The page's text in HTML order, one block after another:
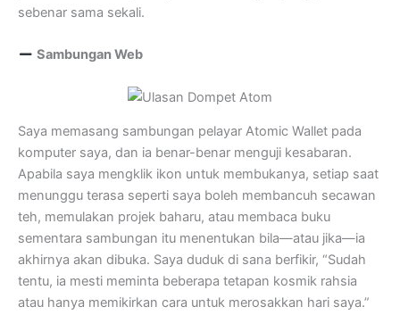
sebenar sama sekali.
Sambungan Web
Saya memasang sambungan pelayar Atomic Wallet pada
komputer saya, dan ia benar-benar menguji kesabaran.
Apabila saya mengklik ikon untuk membukanya, setiap saat
menunggu terasa seperti saya boleh membancuh secawan
teh, memulakan projek baharu, atau membaca buku
sementara sambungan itu menentukan bila—atau jika—ia
akhirnya akan dibuka. Saya duduk di sana berfikir, “Sudah
tentu, ia mesti meminta beberapa tetapan kosmik rahsia
atau hanya memikirkan cara untuk merosakkan hari saya.”